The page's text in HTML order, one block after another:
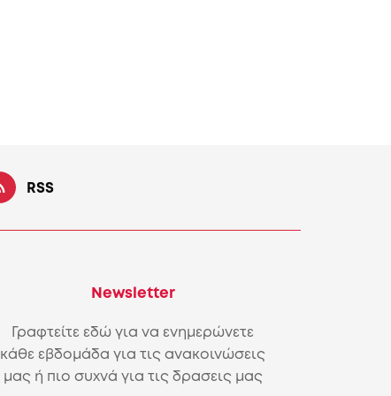
RSS
Newsletter
Γραφτείτε εδώ για να ενημερώνετε
κάθε εβδομάδα για τις ανακοινώσεις
μας ή πιο συχνά για τις δρασεις μας